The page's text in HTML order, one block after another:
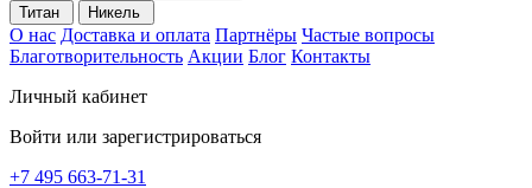
Титан
Никель
О нас Доставка и оплата Партнёры Частые вопросы
Благотворительность Акции Блог Контакты
Личный кабинет
Войти или зарегистрироваться
+7 495 663-71-31